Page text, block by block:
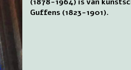
Guffens (1823-1901).